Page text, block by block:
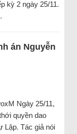
kỳ 2 ngày 25/11.
án Nguyễn
Ngày 25/11,
quyền dao
Lập. Tác giả nói